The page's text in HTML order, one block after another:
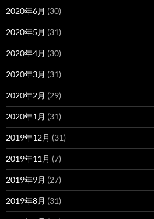
2020年6月 (30)
2020年5月 (31)
2020年4月 (30)
2020年3月 (31)
2020年2月 (29)
2020年1月 (31)
2019年12月 (31)
2019年11月 (7)
2019年9月 (27)
2019年8月 (31)